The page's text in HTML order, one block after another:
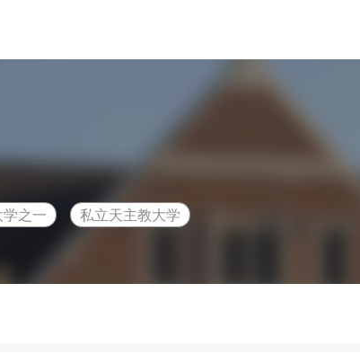
之一 私立天主教大学